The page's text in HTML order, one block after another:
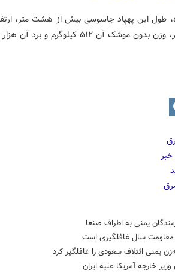
یمنی به اطراف صنعا
سال غافلگیری است
یمنی ائتلاف سعودی را غافلگیر کرد
خارجه آمریکا علیه ایران